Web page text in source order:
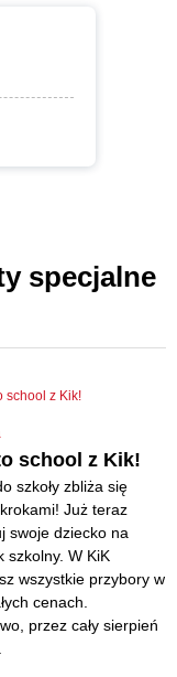
specjalne
school z Kik!
szkoły zbliża się
Już teraz
swoje dziecko na
szkolny. W KiK
wszystkie przybory w
cenach.
przez cały sierpień